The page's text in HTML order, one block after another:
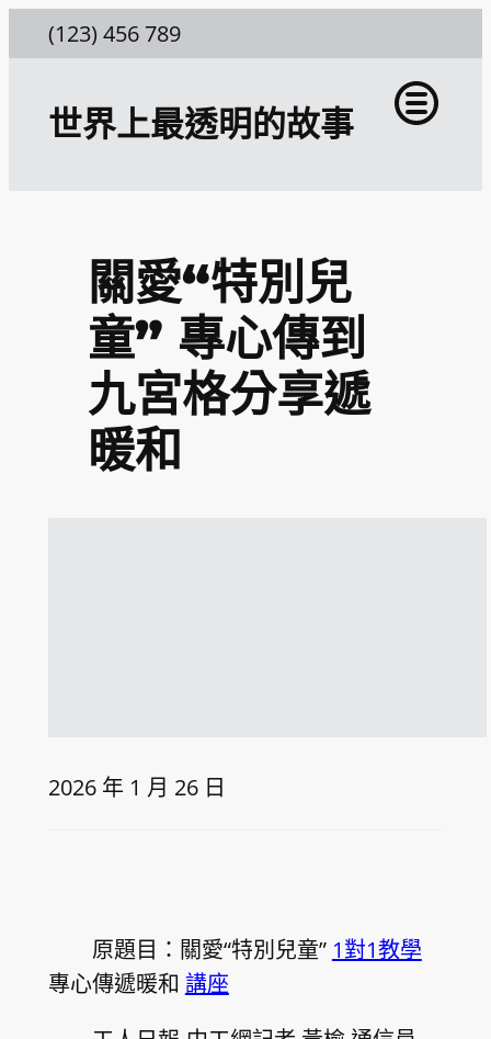
至
(123) 456 789
世界上最透明的故事
關愛“特別兒
童” 專心傳到
九宮格分享遞
暖和
2026 年 1 月 26 日
原題目：關愛“特別兒童” 1對1教學
專心傳遞暖和 講座